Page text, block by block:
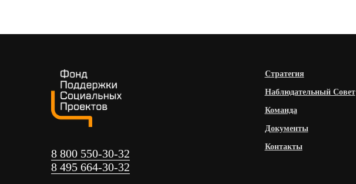
8 800 550-30-32
8 495 664-30-32
Стратегия
Наблюдательный Совет
Команда
Документы
Контакты